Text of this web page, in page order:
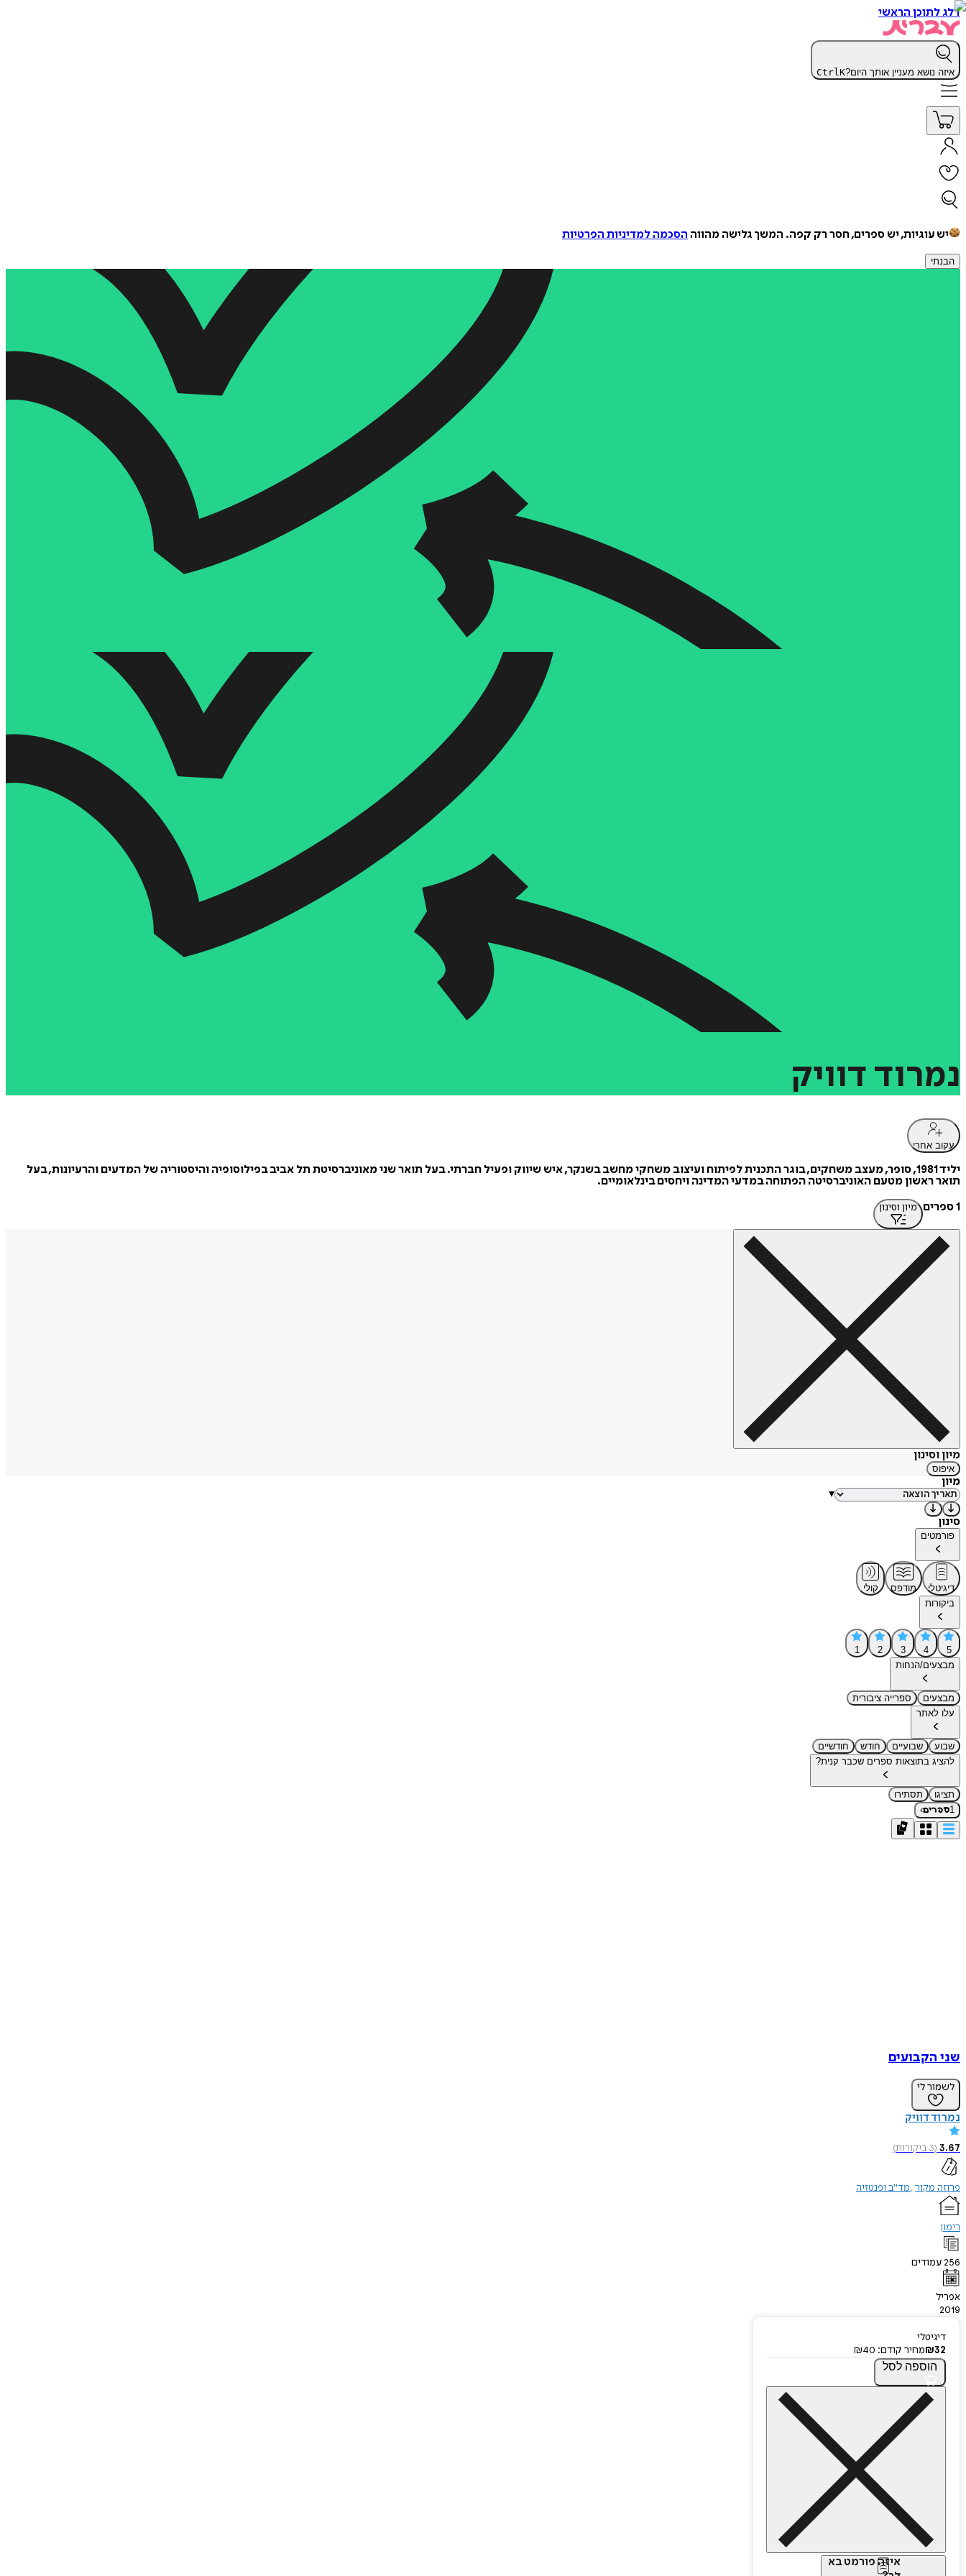
דלג לתוכן הראשי
איזה נושא מעניין אותך היום? CtrlK
יש עוגיות, יש ספרים, חסר רק קפה. המשך גלישה מהווה הסכמה למדיניות הפרטיות
הבנתי
נמרוד דוויק
עקוב אחרי
יליד 1981, סופר, מעצב משחקים, בוגר התכנית לפיתוח ועיצוב משחקי מחשב בשנקר, איש שיווק ופעיל חברתי. בעל תואר שני מאוניברסיטת תל אביב בפילוסופיה והיסטוריה של המדעים והרעיונות, בעל
תואר ראשון מטעם האוניברסיטה הפתוחה במדעי המדינה ויחסים בינלאומיים.
1 ספרים
מיון וסינון
מיון וסינון
איפוס
מיון
▾
סינון
פורמטים
דיגיטלי מודפס
קולי
ביקורות
5
4
3
2
1
מבצעים/הנחות
מבצעים
ספרייה ציבורית
עלו לאתר
שבוע שבועיים חודש
חודשיים
להציג בתוצאות ספרים שכבר קנית?
תציגו
תסתירו
1ספרים›
שני הקבועים
לשמור לי
נמרוד דוויק
3.67
(
3ביקורות)
פרוזה מקור מד"ב ופנטזיה
רימון
256עמודים
אפריל
2019
דיגיטלי
₪32 מחיר קודם: ₪40
הוספה לסל
איזה פורמט בא